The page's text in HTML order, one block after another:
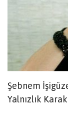
Şebnem
Yalnızlık